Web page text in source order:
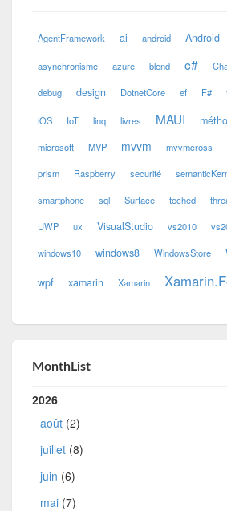
AgentFramework ai android Android
asynchronisme azure blend c#
debug design DotnetCore ef F#
iOS IoT linq livres MAUI
microsoft MVP mvvm mvvmcross
prism Raspberry securité
smartphone sql Surface teched
UWP ux VisualStudio vs2010
windows10 windows8 WindowsStore
wpf xamarin Xamarin
MonthList
2026
août (2)
juillet (8)
juin (6)
mai (7)